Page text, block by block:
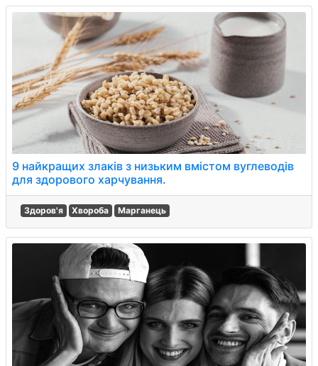
9 найкращих злаків з низьким вмістом вуглеводів
для здорового харчування.
Здоров'я Хвороба Марганець